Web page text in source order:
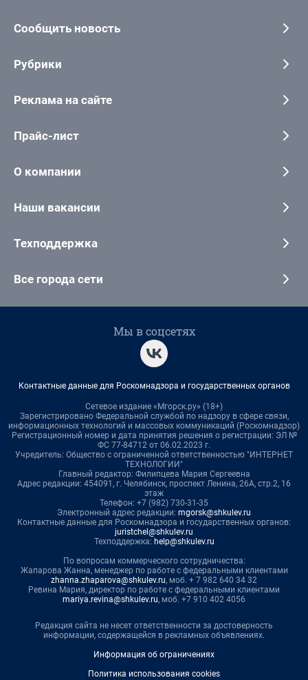
Сообщить новость
Рубрики
Реклама на сайте
Прайс-лист
О компании
Наши вакансии
Техподдержка
Все города сети
Мы в соцсетях
Контактные данные для Роскомнадзора и государственных органов
Сетевое издание «Мгорск.ру» (18+)
Зарегистрировано Федеральной службой по надзору в сфере связи,
информационных технологий и массовых коммуникаций (Роскомнадзор)
Регистрационный номер и дата принятия решения о регистрации: ЭЛ №
ФС 77-84712 от 06.02.2023 г.
Учредитель: Общество с ограниченной ответственностью "ИНТЕРНЕТ
ТЕХНОЛОГИИ"
Главный редактор: Филипцева Мария Сергеевна
Адрес редакции: 454091, г. Челябинск, проспект Ленина, 26А, стр.2, 16
этаж
Телефон: +7 (982) 730-31-35
Электронный адрес редакции: mgorsk@shkulev.ru
Контактные данные для Роскомнадзора и государственных органов:
juristchel@shkulev.ru
Техподдержка: help@shkulev.ru
По вопросам коммерческого сотрудничества:
Жапарова Жанна, менеджер по работе с федеральными клиентами
zhanna.zhaparova@shkulev.ru, моб. + 7 982 640 34 32
Ревина Мария, директор по работе с федеральными клиентами
mariya.revina@shkulev.ru, моб. +7 910 402 4056
Редакция сайта не несет ответственности за достоверность
информации, содержащейся в рекламных объявлениях.
Информация об ограничениях
Политика использования cookies